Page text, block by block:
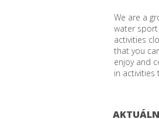
We are a
water
activities
that you
enjoy and
in activities